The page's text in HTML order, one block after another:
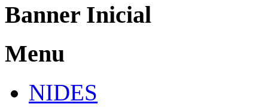
Banner Inicial
Menu
NIDES